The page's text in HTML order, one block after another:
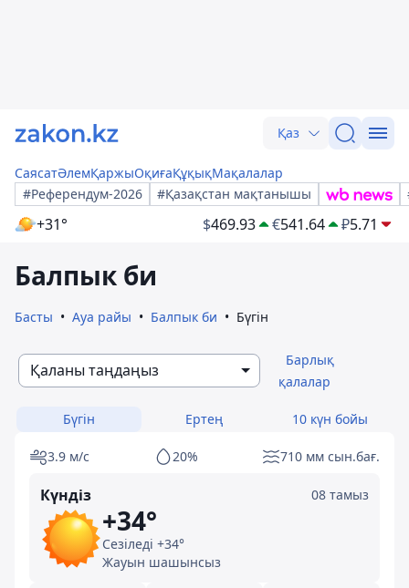
Қаз
СаясатӘлемҚаржыОқиғаҚұқықМақалалар
#Референдум-2026
#Қазақстан мақтанышы
+31° $469.93 €541.64 ₽5.71
Балпык би
Басты Ауа райы Балпык би Бүгін
Қаланы таңдаңыз
Барлық
қалалар
Бүгін Ертең 10 күн бойы
3.9 м/с 20% 710 мм сын.бағ.
Күндіз 08 тамыз
+34°
Сезіледі +34°
Жауын шашынсыз